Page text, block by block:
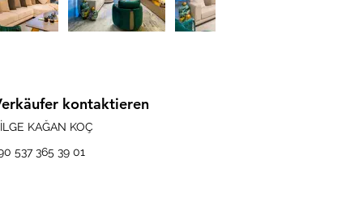
kontaktieren
KAĞAN KOÇ
537 365 39 01